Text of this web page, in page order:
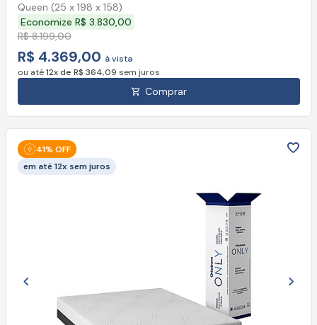
Queen (25 x 198 x 158)
Economize R$ 3.830,00
R$ 8.199,00
R$ 4.369,00 à vista
ou até12x de R$ 364,09 sem juros
Comprar
Imagem anterior
41% OFF
em até 12x sem juros